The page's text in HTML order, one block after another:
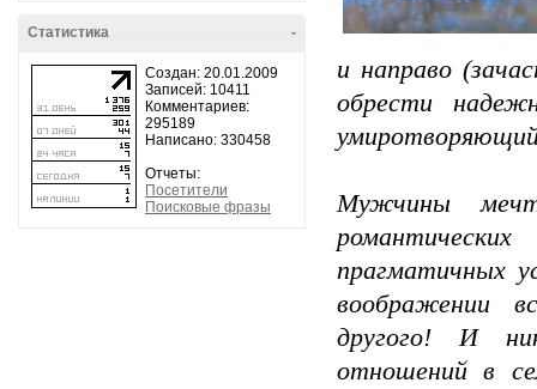
-
Статистика
Создан: 20.01.2009
Записей: 10411
Комментариев:
295189
Написано: 330458
Отчеты:
Посетители
Поисковые фразы
и направо
обрести
Мужчины
прагматичных
воображении
другого! И
отношений в